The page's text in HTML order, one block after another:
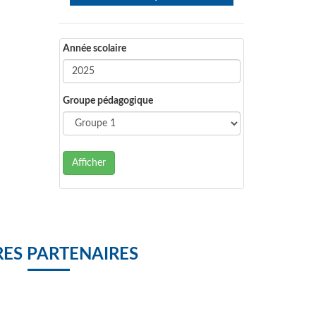
Année scolaire
Groupe pédagogique
Afficher
PARTENAIRES